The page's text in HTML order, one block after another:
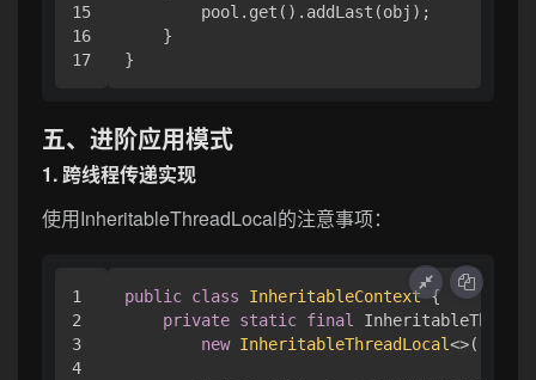
15
16
        pool.get().addLast(obj);
    }
五、进阶应用模式
1. 跨线程传递实现
使用InheritableThreadLocal的注意事项：
1
2
3
4
public class InheritableContext {
private static final
new InheritableThreadLocal<>();